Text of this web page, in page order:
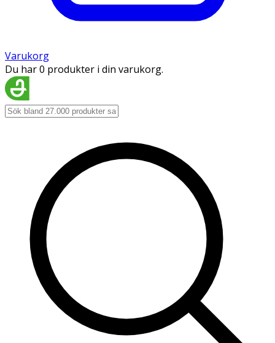
Varukorg
Du har 0 produkter i din varukorg.